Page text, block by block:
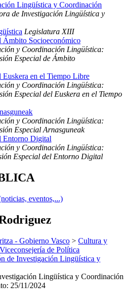
Lingüística y Coordinación
de Investigación Lingüística y
Legislatura XIII
Ámbito Socioeconómico
y Coordinación Lingüística:
Especial de Ámbito
en el Tiempo Libre
y Coordinación Lingüística:
Especial del Euskera en el Tiempo
y Coordinación Lingüística:
Especial Arnasguneak
Entorno Digital
y Coordinación Lingüística:
Especial del Entorno Digital
eventos,...)
- Gobierno Vasco > Cultura y
Viceconsejería de Política
de Investigación Lingüística y
Lingüística y Coordinación
: 25/11/2024